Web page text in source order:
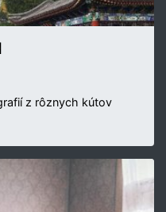
z rôznych kútov